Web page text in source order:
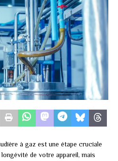
à gaz est une étape cruciale
de votre appareil, mais